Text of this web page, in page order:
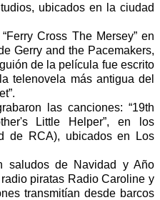
ubicados en la ciudad
Cross The Mersey” en
Gerry and the Pacemakers,
de la película fue escrito
telenovela más antigua del
las canciones: “19th
Little Helper”, en los
de RCA), ubicados en Los
saludos de Navidad y Año
piratas Radio Caroline y
transmitían desde barcos